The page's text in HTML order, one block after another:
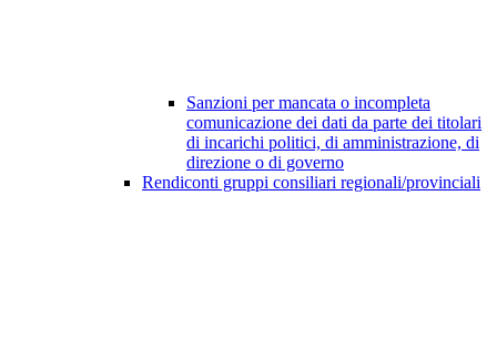
Sanzioni per mancata o incompleta
comunicazione dei dati da parte dei titolari
di incarichi politici, di amministrazione, di
direzione o di governo
Rendiconti gruppi consiliari regionali/provinciali